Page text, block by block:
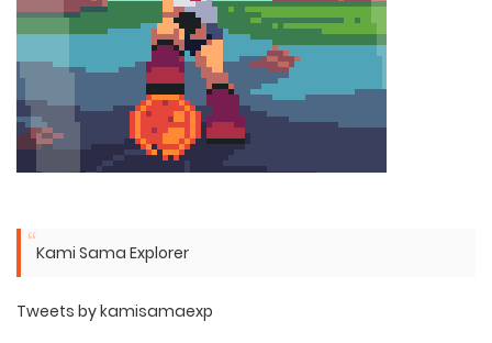
Kami Sama Explorer
Tweets by kamisamaexp